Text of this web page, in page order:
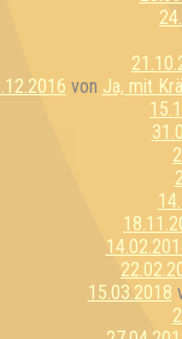
von Ja, mit
15.03.2018